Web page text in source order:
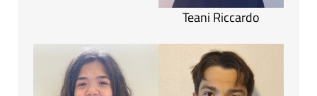
Teani Riccardo